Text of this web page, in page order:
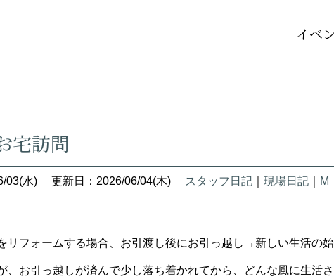
イベ
宅訪問
03(水) 更新日：2026/06/04(木) スタッフ日記 現場日記 M
リフォームする場合、お引渡し後にお引っ越し→新しい生活の始
、お引っ越しが済んで少し落ち着かれてから、どんな風に生活